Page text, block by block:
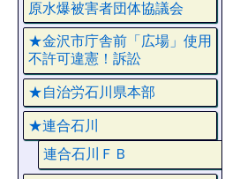
原水爆被害者団体協議会
★金沢市庁舎前「広場」使用
不許可違憲！訴訟
★自治労石川県本部
★連合石川
連合石川ＦＢ